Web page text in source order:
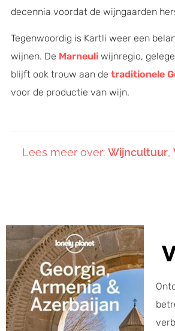
decennia voordat de wijngaarden
Tegenwoordig is Kartli weer een
wijnen. De Marneuli wijnregio,
blijft ook trouw aan de traditionele
voor de productie van wijn.
Lees meer over: Wijncultuur,